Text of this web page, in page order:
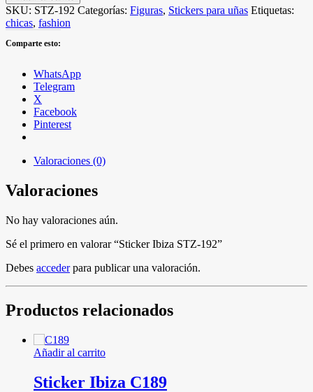
SKU: STZ-192 Categorías: Figuras, Stickers para uñas Etiquetas:
chicas, fashion
Comparte esto:
WhatsApp
Telegram
X
Facebook
Pinterest
Valoraciones (0)
Valoraciones
No hay valoraciones aún.
Sé el primero en valorar “Sticker Ibiza STZ-192”
Debes accederpara publicar una valoración.
Productos relacionados
Añadir al carrito
Sticker Ibiza C189